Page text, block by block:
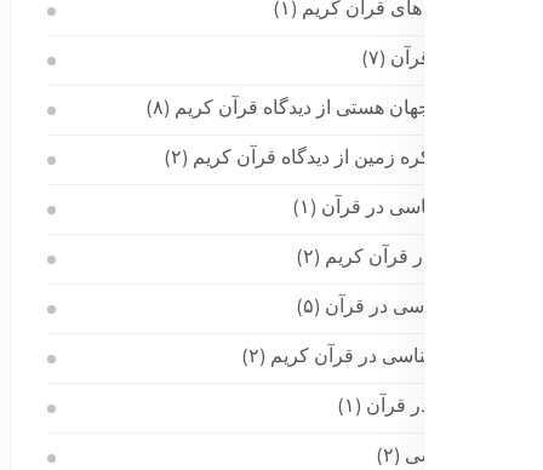
پیشگویی های قرآن کریم (۱)
تاریخ در قرآن (۷)
تاریخچه جهان هستی از دیدگاه قرآن کریم (۸)
تاریخچه کره زمین از دیدگاه قرآن کریم (۲)
جانور شناسی در قرآن (۱)
جغرافیا در قرآن کریم (۲)
جنین شناسی در قرآن (۵)
حشره شناسی در قرآن کریم (۲)
حیوانات در قرآن (۱)
خدا شناسی (۲)